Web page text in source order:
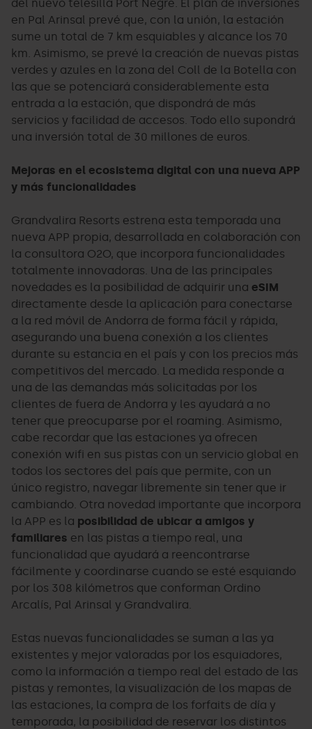
del nuevo telesilla Port Negre. El plan de inversiones
en Pal Arinsal prevé que, con la unión, la estación
sume un total de 7 km esquiables y alcance los 70
km. Asimismo, se prevé la creación de nuevas pistas
verdes y azules en la zona del Coll de la Botella con
las que se potenciará considerablemente esta
entrada a la estación, que dispondrá de más
servicios y facilidad de accesos. Todo ello supondrá
una inversión total de 30 millones de euros.
Mejoras en el ecosistema digital con una nueva APP
y más funcionalidades
Grandvalira Resorts estrena esta temporada una
nueva APP propia, desarrollada en colaboración con
la consultora O2O, que incorpora funcionalidades
totalmente innovadoras. Una de las principales
novedades es la posibilidad de adquirir una eSIM
directamente desde la aplicación para conectarse
a la red móvil de Andorra de forma fácil y rápida,
asegurando una buena conexión a los clientes
durante su estancia en el país y con los precios más
competitivos del mercado. La medida responde a
una de las demandas más solicitadas por los
clientes de fuera de Andorra y les ayudará a no
tener que preocuparse por el roaming. Asimismo,
cabe recordar que las estaciones ya ofrecen
conexión wifi en sus pistas con un servicio global en
todos los sectores del país que permite, con un
único registro, navegar libremente sin tener que ir
cambiando. Otra novedad importante que incorpora
la APP es la posibilidad de ubicar a amigos y
familiares en las pistas a tiempo real, una
funcionalidad que ayudará a reencontrarse
fácilmente y coordinarse cuando se esté esquiando
por los 308 kilómetros que conforman Ordino
Arcalís, Pal Arinsal y Grandvalira.
Estas nuevas funcionalidades se suman a las ya
existentes y mejor valoradas por los esquiadores,
como la información a tiempo real del estado de las
pistas y remontes, la visualización de los mapas de
las estaciones, la compra de los forfaits de día y
temporada, la posibilidad de reservar los distintos